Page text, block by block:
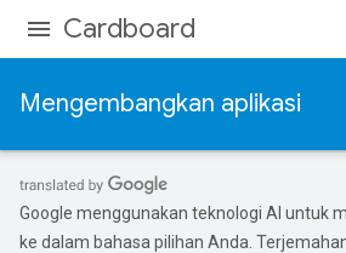
Cardboard
Mengembangkan aplikasi
Google menggunakan teknologi AI untuk
ke dalam bahasa pilihan Anda.